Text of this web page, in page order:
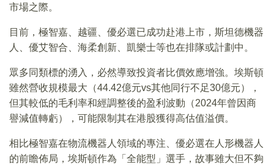
市場之際。
目前，極智嘉、越疆、優必選已成功赴港上市，斯坦德機器
人、優艾智合、海柔創新、凱樂士等也在排隊或計劃中。
眾多同類標的湧入，必然導致投資者比價效應增強。埃斯頓
雖然營收規模最大（44.42億元vs其他同行不足30億元），
但其較低的毛利率和經調整後的盈利波動（2024年曾因商
譽減值轉虧），可能限制其在港股獲得高估值溢價。
相比極智嘉在物流機器人領域的專注、優必選在人形機器人
的前瞻佈局，埃斯頓作為「全能型」選手，故事雖大但不夠